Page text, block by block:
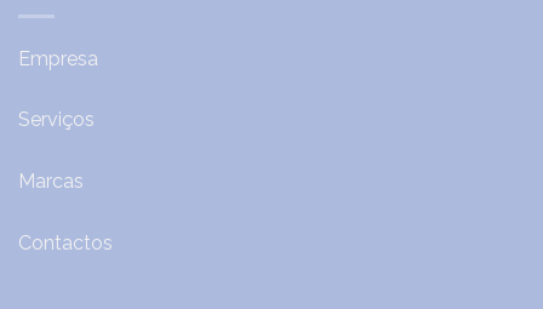
Empresa
Serviços
Marcas
Contactos